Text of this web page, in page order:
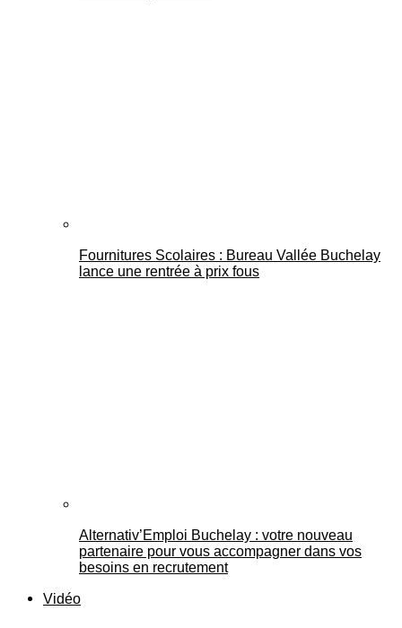
Fournitures Scolaires : Bureau Vallée Buchelay
lance une rentrée à prix fous
Alternativ’Emploi Buchelay : votre nouveau
partenaire pour vous accompagner dans vos
besoins en recrutement
Vidéo